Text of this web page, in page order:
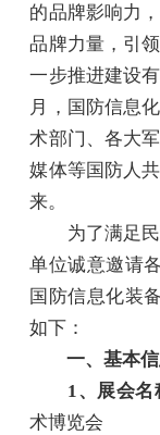
的品牌影响力
品牌力量，引
一步推进建设
月，国防信息
术部门、各大
媒体等国防人
来。
为了满足民
单位诚意邀请
国防信息化装
如下：
一、基本信
1、展会名
术博览会